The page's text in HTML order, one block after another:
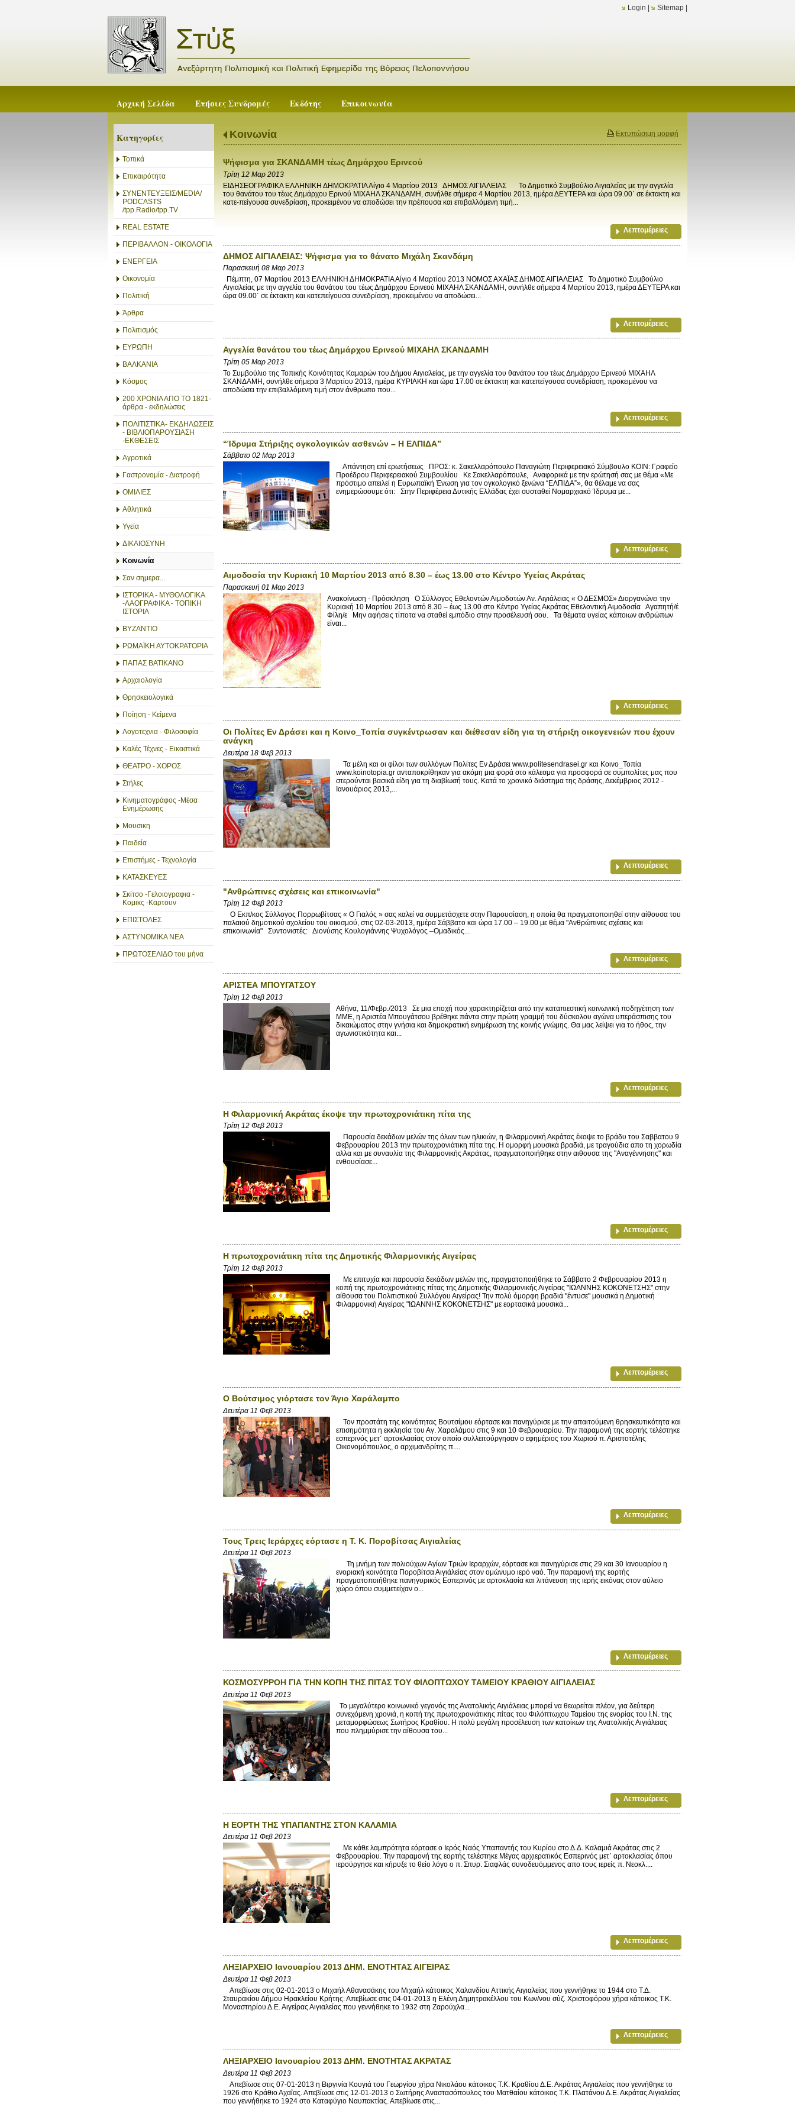
Login Sitemap
Αρχική Σελίδα Ετήσιες Συνδρομές Εκδότης Επικοινωνία
Κατηγορίες
Τοπικά
Επικαιρότητα
ΣΥΝΕΝΤΕΥΞΕΙΣ/MEDIA/
PODCASTS
/tpp.Radio/tpp.TV
REAL ESTATE
ΠΕΡΙΒΑΛΛΟΝ - ΟΙΚΟΛΟΓΙΑ
ΕΝΕΡΓΕΙΑ
Οικονομία
Πολιτική
Άρθρα
Πολιτισμός
ΕΥΡΩΠΗ
ΒΑΛΚΑΝΙΑ
Κόσμος
200 ΧΡΟΝΙΑ ΑΠΟ ΤΟ 1821-
άρθρα - εκδηλώσεις
ΠΟΛΙΤΙΣΤΙΚΑ- ΕΚΔΗΛΩΣΕΙΣ
- ΒΙΒΛΙΟΠΑΡΟΥΣΙΑΣΗ
-ΕΚΘΕΣΕΙΣ
Αγροτικά
Γαστρονομία - Διατροφή
ΟΜΙΛΙΕΣ
Αθλητικά
Υγεία
ΔΙΚΑΙΟΣΥΝΗ
Κοινωνία
Σαν σημερα...
ΙΣΤΟΡΙΚΑ - ΜΥΘΟΛΟΓΙΚΑ
-ΛΑΟΓΡΑΦΙΚΑ - ΤΟΠΙΚΗ
ΙΣΤΟΡΙΑ
ΒΥΖΑΝΤΙΟ
ΡΩΜΑΪΚΗ ΑΥΤΟΚΡΑΤΟΡΙΑ
ΠΑΠΑΣ ΒΑΤΙΚΑΝΟ
Αρχαιολογία
Θρησκειολογικά
Ποίηση - Κείμενα
Λογοτεχνια - Φιλοσοφία
Καλές Τέχνες - Εικαστικά
ΘΕΑΤΡΟ - ΧΟΡΟΣ
Στήλες
Κινηματογράφος -Μέσα
Ενημέρωσης
Μουσικη
Παιδεία
Επιστήμες - Τεχνολογία
ΚΑΤΑΣΚΕΥΕΣ
Σκίτσο -Γελοιογραφια -
Κομικς -Καρτουν
ΕΠΙΣΤΟΛΕΣ
ΑΣΤΥΝΟΜΙΚΑ ΝΕΑ
ΠΡΩΤΟΣΕΛΙΔΟ του μήνα
Εκτυπώσιμη μορφή
Κοινωνία
Ψήφισμα για ΣΚΑΝΔΑΜΗ τέως Δημάρχου Ερινεού
Τρίτη 12 Μαρ 2013
ΕΙΔΗΣΕΟΓΡΑΦΙΚΑ ΕΛΛΗΝΙΚΗ ΔΗΜΟΚΡΑΤΙΑ Αίγιο 4 Μαρτίου 2013 ΔΗΜΟΣ ΑΙΓΙΑΛΕΙΑΣ Το Δημοτικό Συμβούλιο Αιγιαλείας με την αγγελία
του θανάτου του τέως Δημάρχου Ερινού ΜΙΧΑΗΛ ΣΚΑΝΔΑΜΗ, συνήλθε σήμερα 4 Μαρτίου 2013, ημέρα ΔΕΥΤΕΡΑ και ώρα 09.00΄ σε έκτακτη και
κατε-πείγουσα συνεδρίαση, προκειμένου να αποδώσει την πρέπουσα και επιβαλλόμενη τιμή...
Λεπτομέρειες
ΔΗΜΟΣ ΑΙΓΙΑΛΕΙΑΣ: Ψήφισμα για το θάνατο Μιχάλη Σκανδάμη
Παρασκευή 08 Μαρ 2013
Πέμπτη, 07 Μαρτίου 2013 ΕΛΛΗΝΙΚΗ ΔΗΜΟΚΡΑΤΙΑ Αίγιο 4 Μαρτίου 2013 ΝΟΜΟΣ ΑΧΑΪΑΣ ΔΗΜΟΣ ΑΙΓΙΑΛΕΙΑΣ Το Δημοτικό Συμβούλιο
Αιγιαλείας με την αγγελία του θανάτου του τέως Δημάρχου Ερινεού ΜΙΧΑΗΛ ΣΚΑΝΔΑΜΗ, συνήλθε σήμερα 4 Μαρτίου 2013, ημέρα ΔΕΥΤΕΡΑ και
ώρα 09.00΄ σε έκτακτη και κατεπείγουσα συνεδρίαση, προκειμένου να αποδώσει...
Λεπτομέρειες
Αγγελία θανάτου του τέως Δημάρχου Ερινεού ΜΙΧΑΗΛ ΣΚΑΝΔΑΜΗ
Τρίτη 05 Μαρ 2013
Το Συμβούλιο της Τοπικής Κοινότητας Καμαρών του Δήμου Αιγιαλείας, με την αγγελία του θανάτου του τέως Δημάρχου Ερινεού ΜΙΧΑΗΛ
ΣΚΑΝΔΑΜΗ, συνήλθε σήμερα 3 Μαρτίου 2013, ημέρα ΚΥΡΙΑΚΗ και ώρα 17.00 σε έκτακτη και κατεπείγουσα συνεδρίαση, προκειμένου να
αποδώσει την επιβαλλόμενη τιμή στον άνθρωπο που...
Λεπτομέρειες
“Ίδρυμα Στήριξης ογκολογικών ασθενών – Η ΕΛΠΙΔΑ”
Σάββατο 02 Μαρ 2013
Απάντηση επί ερωτήσεως ΠΡΟΣ: κ. Σακελλαρόπουλο Παναγιώτη Περιφερειακό Σύμβουλο ΚΟΙΝ: Γραφείο
Προέδρου Περιφερειακού Συμβουλίου Κε Σακελλαρόπουλε, Αναφορικά με την ερώτησή σας με θέμα «Με
πρόστιμο απειλεί η Ευρωπαϊκή Ένωση για τον ογκολογικό ξενώνα “ΕΛΠΙΔΑ”», θα θέλαμε να σας
ενημερώσουμε ότι: Στην Περιφέρεια Δυτικής Ελλάδας έχει συσταθεί Νομαρχιακό Ίδρυμα με...
Λεπτομέρειες
Αιμοδοσία την Κυριακή 10 Μαρτίου 2013 από 8.30 – έως 13.00 στο Κέντρο Υγείας Ακράτας
Παρασκευή 01 Μαρ 2013
Ανακοίνωση - Πρόσκληση Ο Σύλλογος Εθελοντών Αιμοδοτών Αν. Αιγιάλειας « Ο ΔΕΣΜΟΣ» Διοργανώνει την
Κυριακή 10 Μαρτίου 2013 από 8.30 – έως 13.00 στο Κέντρο Υγείας Ακράτας Εθελοντική Αιμοδοσία Αγαπητή/έ
Φίλη/ε Μην αφήσεις τίποτα να σταθεί εμπόδιο στην προσέλευσή σου. Τα θέματα υγείας κάποιων ανθρώπων
είναι...
Λεπτομέρειες
Οι Πολίτες Εν Δράσει και η Κοινο_Τοπία συγκέντρωσαν και διέθεσαν είδη για τη στήριξη οικογενειών που έχουν
ανάγκη
Δευτέρα 18 Φεβ 2013
Τα μέλη και οι φίλοι των συλλόγων Πολίτες Εν Δράσει www.politesendrasei.gr και Κοινο_Τοπία
www.koinotopia.gr ανταποκρίθηκαν για ακόμη μια φορά στο κάλεσμα για προσφορά σε συμπολίτες μας που
στερούνται βασικά είδη για τη διαβίωσή τους. Κατά το χρονικό διάστημα της δράσης, Δεκέμβριος 2012 -
Ιανουάριος 2013,...
Λεπτομέρειες
"Ανθρώπινες σχέσεις και επικοινωνία"
Τρίτη 12 Φεβ 2013
O Εκπ/κος Σύλλογος Πορρωβίτσας « Ο Γιαλός » σας καλεί να συμμετάσχετε στην Παρουσίαση, η οποία θα πραγματοποιηθεί στην αίθουσα του
παλαιού δημοτικού σχολείου του οικισμού, στις 02-03-2013, ημέρα Σάββατο και ώρα 17.00 – 19.00 με θέμα "Ανθρώπινες σχέσεις και
επικοινωνία" Συντονιστές: Διονύσης Κουλογιάννης Ψυχολόγος –Ομαδικός...
Λεπτομέρειες
ΑΡΙΣΤΕΑ ΜΠΟΥΓΑΤΣΟΥ
Τρίτη 12 Φεβ 2013
Αθήνα, 11/Φεβρ./2013 Σε μια εποχή που χαρακτηρίζεται από την καταπιεστική κοινωνική ποδηγέτηση των
ΜΜΕ, η Αριστέα Μπουγάτσου βρέθηκε πάντα στην πρώτη γραμμή του δύσκολου αγώνα υπεράσπισης του
δικαιώματος στην γνήσια και δημοκρατική ενημέρωση της κοινής γνώμης. Θα μας λείψει για το ήθος, την
αγωνιστικότητα και...
Λεπτομέρειες
Η Φιλαρμονική Ακράτας έκοψε την πρωτοχρονιάτικη πίτα της
Τρίτη 12 Φεβ 2013
Παρουσία δεκάδων μελών της όλων των ηλικιών, η Φιλαρμονική Ακράτας έκοψε το βράδυ του Σαββατου 9
Φεβρουαρίου 2013 την πρωτοχρονιάτικη πίτα της. Η ομορφή μουσικά βραδιά, με τραγούδια απο τη χορωδία
αλλα και με συναυλία της Φιλαρμονικής Ακράτας, πραγματοποιήθηκε στην αιθουσα της "Αναγέννησης" και
ενθουσίασε...
Λεπτομέρειες
H πρωτοχρονιάτικη πίτα της Δημοτικής Φιλαρμονικής Αιγείρας
Τρίτη 12 Φεβ 2013
Με επιτυχία και παρουσία δεκάδων μελών της, πραγματοποιήθηκε το Σάββατο 2 Φεβρουαρίου 2013 η
κοπή της πρωτοχρονιάτικης πίτας της Δημοτικής Φιλαρμονικής Αιγείρας "ΙΩΑΝΝΗΣ ΚΟΚΟΝΕΤΣΗΣ" στην
αίθουσα του Πολιτιστικού Συλλόγου Αιγείρας! Την πολύ όμορφη βραδιά "έντυσε" μουσικά η Δημοτική
Φιλαρμονική Αιγείρας "ΙΩΑΝΝΗΣ ΚΟΚΟΝΕΤΣΗΣ" με εορτασικά μουσικά...
Λεπτομέρειες
Ο Βούτσιμος γιόρτασε τον Άγιο Χαράλαμπο
Δευτέρα 11 Φεβ 2013
Τον προστάτη της κοινότητας Βουτσίμου εόρτασε και πανηγύρισε με την απαιτούμενη θρησκευτικότητα και
επισημότητα η εκκλησία του Αγ. Χαραλάμου στις 9 και 10 Φεβρουαρίου. Την παραμονή της εορτής τελέστηκε
εσπερινός μετ΄ αρτοκλασίας στον οποίο συλλειτούργησαν ο εφημέριος του Χωριού π. Αριστοτέλης
Οικονομόπουλος, ο αρχιμανδρίτης π....
Λεπτομέρειες
Τους Τρεις Ιεράρχες εόρτασε η Τ. Κ. Ποροβίτσας Αιγιαλείας
Δευτέρα 11 Φεβ 2013
Τη μνήμη των πολιούχων Αγίων Τριών Ιεραρχών, εόρτασε και πανηγύρισε στις 29 και 30 Ιανουαρίου η
ενοριακή κοινότητα Ποροβίτσα Αιγιάλείας στον ομώνυμο ιερό ναό. Την παραμονή της εορτής
πραγματοποιήθηκε πανηγυρικός Εσπερινός με αρτοκλασία και λιτάνευση της ιερής εικόνας στον αύλειο
χώρο όπου συμμετείχαν ο...
Λεπτομέρειες
ΚΟΣΜΟΣΥΡΡΟΗ ΓΙΑ ΤΗΝ ΚΟΠΗ ΤΗΣ ΠΙΤΑΣ ΤΟΥ ΦΙΛΟΠΤΩΧΟΥ ΤΑΜΕΙΟΥ ΚΡΑΘΙΟΥ ΑΙΓΙΑΛΕΙΑΣ
Δευτέρα 11 Φεβ 2013
Το μεγαλύτερο κοινωνικό γεγονός της Ανατολικής Αιγιάλειας μπορεί να θεωρείται πλέον, για δεύτερη
συνεχόμενη χρονιά, η κοπή της πρωτοχρονιάτικης πίτας του Φιλόπτωχου Ταμείου της ενορίας του Ι.Ν. της
μεταμορφώσεως Σωτήρος Κραθίου. Η πολύ μεγάλη προσέλευση των κατοίκων της Ανατολικής Αιγιάλειας
που πλημμύρισε την αίθουσα του...
Λεπτομέρειες
Η ΕΟΡΤΗ ΤΗΣ ΥΠΑΠΑΝΤΗΣ ΣΤΟΝ ΚΑΛΑΜΙΑ
Δευτέρα 11 Φεβ 2013
Με κάθε λαμπρότητα εόρτασε ο Ιερός Ναός Υπαπαντής του Κυρίου στο Δ.Δ. Καλαμιά Ακράτας στις 2
Φεβρουαρίου. Την παραμονή της εορτής τελέστηκε Μέγας αρχιερατικός Εσπερινός μετ΄ αρτοκλασίας όπου
ιερούργησε και κήρυξε το θείο λόγο ο π. Σπυρ. Σιαφλάς συνοδευόμμενος απο τους ιερείς π. Νεοκλ....
Λεπτομέρειες
ΛΗΞΙΑΡΧΕΙΟ Ιανουαρίου 2013 ΔΗΜ. ΕΝΟΤΗΤΑΣ ΑΙΓΕΙΡΑΣ
Δευτέρα 11 Φεβ 2013
Απεβίωσε στις 02-01-2013 ο Μιχαήλ Αθανασάκης του Μιχαήλ κάτοικος Χαλανδίου Αττικής Αιγιαλείας που γεννήθηκε το 1944 στο Τ.Δ.
Σταυρακίου Δήμου Ηρακλείου Κρήτης. Απεβίωσε στις 04-01-2013 η Ελένη Δημητρακέλλου του Κων/νου σύζ. Χριστοφόρου χήρα κάτοικος Τ.Κ.
Μοναστηρίου Δ.Ε. Αιγείρας Αιγιαλείας που γεννήθηκε το 1932 στη Ζαρούχλα...
Λεπτομέρειες
ΛΗΞΙΑΡΧΕΙΟ Ιανουαρίου 2013 ΔΗΜ. ΕΝΟΤΗΤΑΣ ΑΚΡΑΤΑΣ
Δευτέρα 11 Φεβ 2013
Απεβίωσε στις 07-01-2013 η Βιργινία Κουγιά του Γεωργίου χήρα Νικολάου κάτοικος Τ.Κ. Κραθίου Δ.Ε. Ακράτας Αιγιαλείας που γεννήθηκε το
1926 στο Κράθιο Αχαΐας. Απεβίωσε στις 12-01-2013 ο Σωτήρης Αναστασόπουλος του Ματθαίου κάτοικος Τ.Κ. Πλατάνου Δ.Ε. Ακράτας Αιγιαλείας
που γεννήθηκε το 1924 στο Καταφύγιο Ναυπακτίας. Απεβίωσε στις...